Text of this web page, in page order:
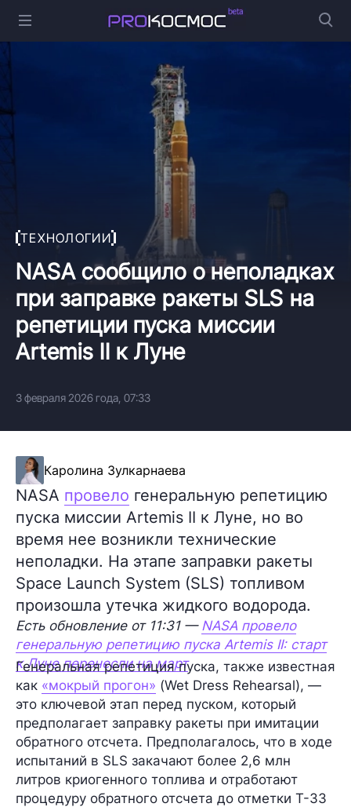
ТЕХНОЛОГИИ
NASA сообщило о неполадках
при заправке ракеты SLS на
репетиции пуска миссии
Artemis II к Луне
3 февраля 2026 года, 07:33
Каролина Зулкарнаева
NASA провело генеральную репетицию
пуска миссии Artemis II к Луне, но во
время нее возникли технические
неполадки. На этапе заправки ракеты
Space Launch System (SLS) топливом
произошла утечка жидкого водорода.
Есть обновление от 11:31 — NASA провело
генеральную репетицию пуска Artemis II: старт
к Луне перенесли на март
Генеральная репетиция пуска, также известная
как «мокрый прогон» (Wet Dress Rehearsal), —
это ключевой этап перед пуском, который
предполагает заправку ракеты при имитации
обратного отсчета. Предполагалось, что в ходе
испытаний в SLS закачают более 2,6 млн
литров криогенного топлива и отработают
процедуру обратного отсчета до отметки Т-33